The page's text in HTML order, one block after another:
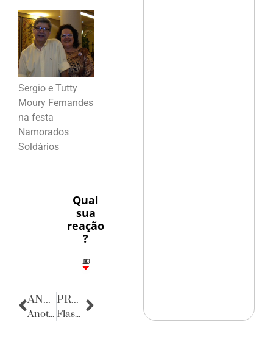
Sergio e Tutty
Moury Fernandes
na festa
Namorados
Soldários
Qual
sua
reação
?
3
1
1
3
10
ANTERIOR
Anotações do Cotidiano
PRÓXIMA
Flashes